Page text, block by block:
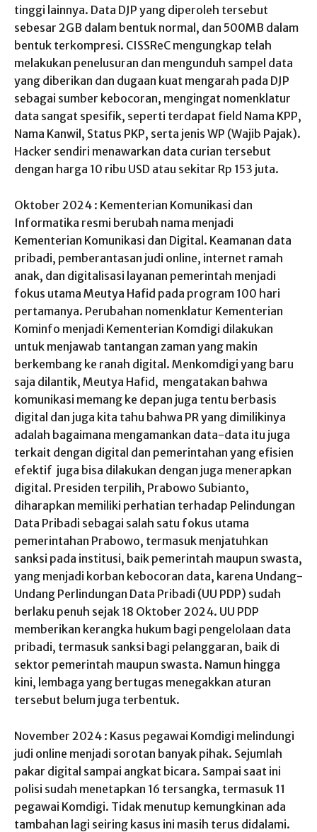
tinggi lainnya. Data DJP yang diperoleh tersebut
sebesar 2GB dalam bentuk normal, dan 500MB dalam
bentuk terkompresi. CISSReC mengungkap telah
melakukan penelusuran dan mengunduh sampel data
yang diberikan dan dugaan kuat mengarah pada DJP
sebagai sumber kebocoran, mengingat nomenklatur
data sangat spesifik, seperti terdapat field Nama KPP,
Nama Kanwil, Status PKP, serta jenis WP (Wajib Pajak).
Hacker sendiri menawarkan data curian tersebut
dengan harga 10 ribu USD atau sekitar Rp 153 juta.
Oktober 2024 : Kementerian Komunikasi dan
Informatika resmi berubah nama menjadi
Kementerian Komunikasi dan Digital. Keamanan data
pribadi, pemberantasan judi online, internet ramah
anak, dan digitalisasi layanan pemerintah menjadi
fokus utama Meutya Hafid pada program 100 hari
pertamanya. Perubahan nomenklatur Kementerian
Kominfo menjadi Kementerian Komdigi dilakukan
untuk menjawab tantangan zaman yang makin
berkembang ke ranah digital. Menkomdigi yang baru
saja dilantik, Meutya Hafid, mengatakan bahwa
komunikasi memang ke depan juga tentu berbasis
digital dan juga kita tahu bahwa PR yang dimilikinya
adalah bagaimana mengamankan data-data itu juga
terkait dengan digital dan pemerintahan yang efisien
efektif juga bisa dilakukan dengan juga menerapkan
digital. Presiden terpilih, Prabowo Subianto,
diharapkan memiliki perhatian terhadap Pelindungan
Data Pribadi sebagai salah satu fokus utama
pemerintahan Prabowo, termasuk menjatuhkan
sanksi pada institusi, baik pemerintah maupun swasta,
yang menjadi korban kebocoran data, karena Undang-
Undang Perlindungan Data Pribadi (UU PDP) sudah
berlaku penuh sejak 18 Oktober 2024. UU PDP
memberikan kerangka hukum bagi pengelolaan data
pribadi, termasuk sanksi bagi pelanggaran, baik di
sektor pemerintah maupun swasta. Namun hingga
kini, lembaga yang bertugas menegakkan aturan
tersebut belum juga terbentuk.
November 2024 : Kasus pegawai Komdigi melindungi
judi online menjadi sorotan banyak pihak. Sejumlah
pakar digital sampai angkat bicara. Sampai saat ini
polisi sudah menetapkan 16 tersangka, termasuk 11
pegawai Komdigi. Tidak menutup kemungkinan ada
tambahan lagi seiring kasus ini masih terus didalami.